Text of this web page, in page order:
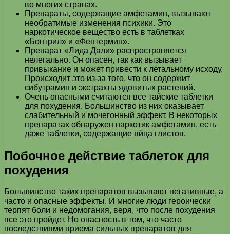
во многих странах.
Препараты, содержащие амфетамин, вызывают
необратимые изменения психики. Это
наркотическое вещество есть в таблетках
«Бонтрил» и «Фентермин».
Препарат «Лида Дали» распространяется
нелегально. Он опасен, так как вызывает
привыкание и может привести к летальному исходу.
Происходит это из-за того, что он содержит
сибутрамин и экстракты ядовитых растений.
Очень опасными считаются все тайские таблетки
для похудения. Большинство из них оказывает
слабительный и мочегонный эффект. В некоторых
препаратах обнаружен наркотик амфетамин, есть
даже таблетки, содержащие яйца глистов.
Побочное действие таблеток для
похудения
Большинство таких препаратов вызывают негативные, а
часто и опасные эффекты. И многие люди героически
терпят боли и недомогания, веря, что после похудения
все это пройдет. Но опасность в том, что часто
последствиями приема сильных препаратов для